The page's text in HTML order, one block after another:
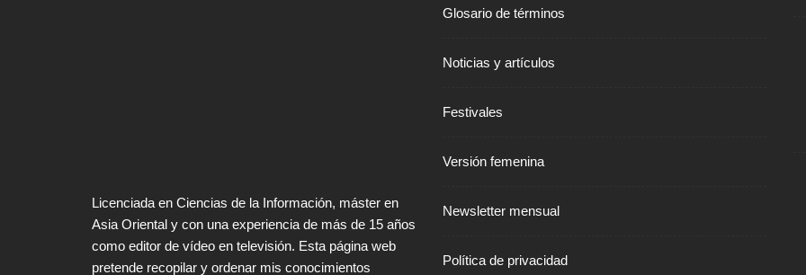
Licenciada en Ciencias de la Información, máster en
Asia Oriental y con una experiencia de más de 15 años
como editor de vídeo en televisión. Esta página web
pretende recopilar y ordenar mis conocimientos
Glosario de términos
Noticias y artículos
Festivales
Versión femenina
Newsletter mensual
Política de privacidad